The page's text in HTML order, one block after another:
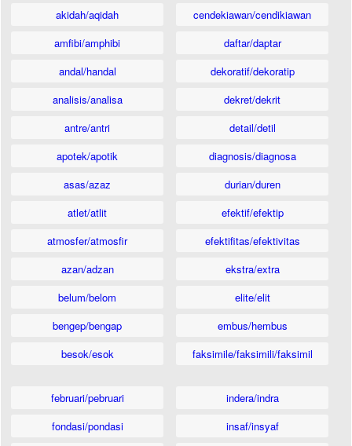
akidah/aqidah
amfibi/amphibi
andal/handal
analisis/analisa
antre/antri
apotek/apotik
asas/azaz
atlet/atlit
atmosfer/atmosfir
azan/adzan
belum/belom
bengep/bengap
besok/esok
cendekiawan/cendikiawan
daftar/daptar
dekoratif/dekoratip
dekret/dekrit
detail/detil
diagnosis/diagnosa
durian/duren
efektif/efektip
efektifitas/efektivitas
ekstra/extra
elite/elit
embus/hembus
faksimile/faksimili/faksimil
februari/pebruari
fondasi/pondasi
indera/indra
insaf/insyaf